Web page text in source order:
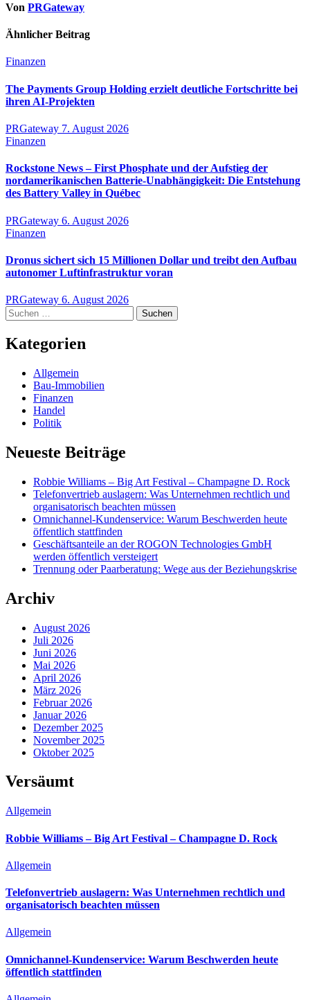
Von PRGateway
Ähnlicher Beitrag
Finanzen
The Payments Group Holding erzielt deutliche Fortschritte bei
ihren AI-Projekten
PRGateway 7. August 2026
Finanzen
Rockstone News – First Phosphate und der Aufstieg der
nordamerikanischen Batterie-Unabhängigkeit: Die Entstehung
des Battery Valley in Québec
PRGateway 6. August 2026
Finanzen
Dronus sichert sich 15 Millionen Dollar und treibt den Aufbau
autonomer Luftinfrastruktur voran
PRGateway 6. August 2026
Suchen
nach:
Kategorien
Allgemein
Bau-Immobilien
Finanzen
Handel
Politik
Neueste Beiträge
Robbie Williams – Big Art Festival – Champagne D. Rock
Telefonvertrieb auslagern: Was Unternehmen rechtlich und
organisatorisch beachten müssen
Omnichannel-Kundenservice: Warum Beschwerden heute
öffentlich stattfinden
Geschäftsanteile an der ROGON Technologies GmbH
werden öffentlich versteigert
Trennung oder Paarberatung: Wege aus der Beziehungskrise
Archiv
August 2026
Juli 2026
Juni 2026
Mai 2026
April 2026
März 2026
Februar 2026
Januar 2026
Dezember 2025
November 2025
Oktober 2025
Versäumt
Allgemein
Robbie Williams – Big Art Festival – Champagne D. Rock
Allgemein
Telefonvertrieb auslagern: Was Unternehmen rechtlich und
organisatorisch beachten müssen
Allgemein
Omnichannel-Kundenservice: Warum Beschwerden heute
öffentlich stattfinden